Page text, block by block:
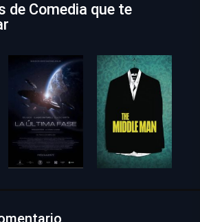
de Comedia que te